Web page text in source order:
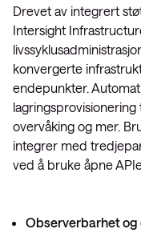
Drevet av integrert
Intersight
konvergerte
endepunkter.
lagringsprovisionering
overvåking og mer.
integrer med
ved å bruke åpne
Observerbarhet